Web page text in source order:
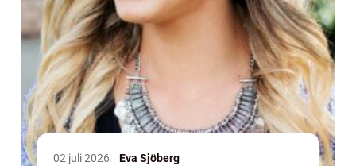
02 juli 2026 Eva Sjöberg